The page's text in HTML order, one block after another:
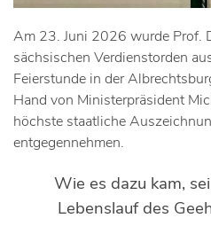
Am 23. Juni 2026 wurde Prof.
sächsischen Verdienstorden
Feierstunde in der
Hand von Ministerpräsident
höchste staatliche
entgegennehmen.
Wie es dazu kam,
Lebenslauf des